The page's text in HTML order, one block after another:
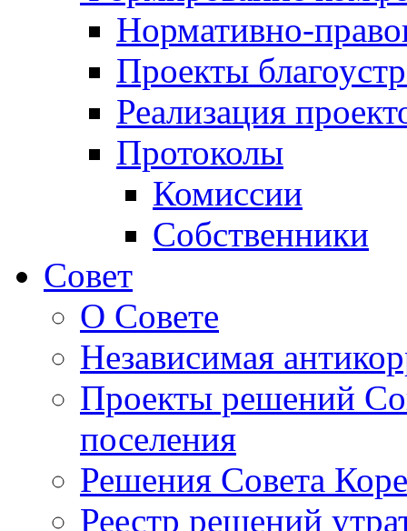
Нормативно-
Проекты
Реализация
Протоколы
Комиссии
Собственники
Совет
О Совете
Независимая
Проекты решений
поселения
Решения Совета
Реестр решений